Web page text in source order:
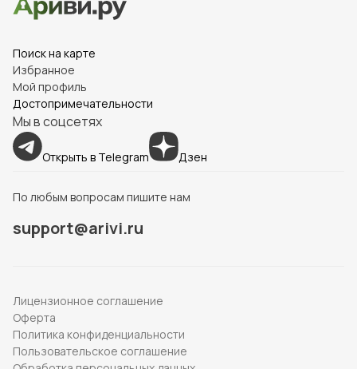
Поиск на карте
Избранное
Мой профиль
Достопримечательности
Мы в соцсетях
Открыть в Telegram Дзен
По любым вопросам пишите нам
support@arivi.ru
Лицензионное соглашение
Оферта
Политика конфиденциальности
Пользовательское соглашение